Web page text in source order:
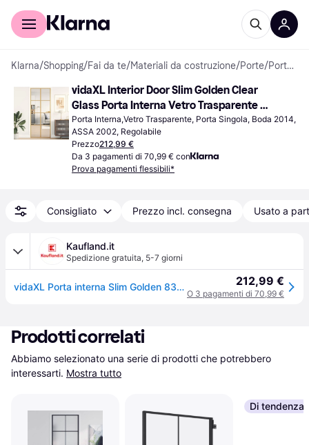
Per il tuo shopping
Klarna/Shopping/Fai da te/Materiali da costruzione/Porte/ Porte Interne
vidaXL Interior Door Slim Golden Clear
Glass Porta Interna Vetro Trasparente S
2502-B Sinistra (90x200cm)
Porta Interna,Vetro Trasparente, Porta Singola, Boda 2014,
ASSA 2002, Regolabile
Prezzo212,99 €
Da 3 pagamenti di 70,99 € con
Prova pagamenti flessibili*
Consigliato Prezzo incl. consegna Usato a
Kaufland.it
Spedizione gratuita, 5-7 giorni
vidaXL Porta interna Slim Golden 83x201,5 cm in vetro temperato e alluminio 212,99 €
O 3 pagamenti di 70,99 €
Prodotti correlati
Abbiamo selezionato una serie di prodotti che potrebbero
interessarti. Mostra tutto
Di tendenza